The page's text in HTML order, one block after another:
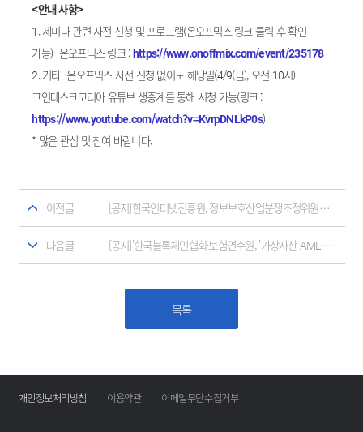
<안내 사항>
1. 세미나 관련 사전 신청 및 프로그램(온오프믹스 링크 클릭 후 확인
가능)- 온오프믹스 링크 :https://www.onoffmix.com/event/235178
2. 기타- 온오프믹스 사전 신청 없이도 해당일(4/9(금), 오전 10시)
코인데스크코리아 유튜브 생중계를 통해 시청 가능(링크 :
https://www.youtube.com/watch?v=KvrpDNLkP0s)
* 많은 관심 및 참여 바랍니다.
이전글 [공지]한국인터넷진흥원, 정보보호산업분쟁조정위원회 '정보보호산업분쟁조정제도'
다음글 [공지]'한국블록체인협회·보험연수원, '가상자산 AML·CFT 실무과정'(全 금융권) 개최
목록
개인정보처리방침 이용약관 이메일무단수집거부